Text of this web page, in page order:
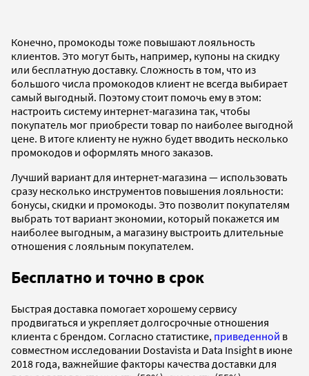
Конечно, промокоды тоже повышают лояльность
клиентов. Это могут быть, например, купоны на скидку
или бесплатную доставку. Сложность в том, что из
большого числа промокодов клиент не всегда выбирает
самый выгодный. Поэтому стоит помочь ему в этом:
настроить систему интернет-магазина так, чтобы
покупатель мог приобрести товар по наиболее выгодной
цене. В итоге клиенту не нужно будет вводить несколько
промокодов и оформлять много заказов.
Лучший вариант для интернет-магазина — использовать
сразу несколько инструментов повышения лояльности:
бонусы, скидки и промокоды. Это позволит покупателям
выбрать тот вариант экономии, который покажется им
наиболее выгодным, а магазину выстроить длительные
отношения с лояльным покупателем.
Бесплатно и точно в срок
Быстрая доставка помогает хорошему сервису
продвигаться и укрепляет долгосрочные отношения
клиента с брендом. Согласно статистике, приведенной в
совместном исследовании Dostavista и Data Insight в июне
2018 года, важнейшие факторы качества доставки для